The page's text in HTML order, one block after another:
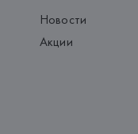
Новости
Акции